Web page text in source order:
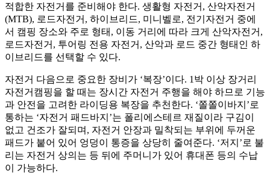
적합한 자전거를 준비해야 한다. 생활형 자전거, 산악자전거
(MTB), 로드자전거, 하이브리드, 미니벨로, 전기자전거 중에
서 캠핑 장소와 주로 형태, 이동 거리에 따라 크게 산악자전거,
로드자전거, 투어링 전용 자전거, 산악과 로드 중간 형태인 하
이브리드를 선택할 수 있다.
자전거 다음으로 중요한 장비가 ‘복장’이다. 1박 이상 장거리
자전거캠핑을 할 때는 장시간 자전거 주행을 해야 하므로 기능
과 안전을 고려한 라이딩용 복장을 추천한다. ‘쫄쫄이바지’로
통하는 ‘자전거 패드바지’는 폴리에스테르 재질이라 구김이
없고 건조가 잘되며, 자전거 안장과 밀착되는 부위에 두꺼운
패드가 붙어 있어 엉덩이 통증을 상당히 줄여준다. ‘저지’로 불
리는 자전거 상의는 등 뒤에 주머니가 있어 휴대폰 등의 수납
이 가능하다.